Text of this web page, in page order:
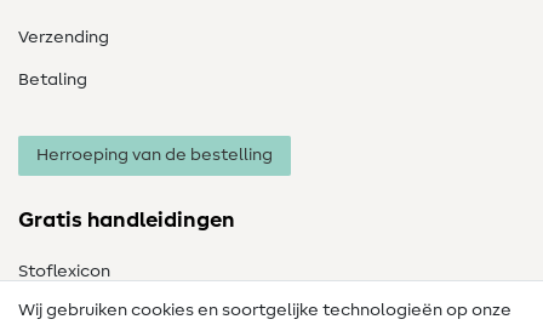
Verzending
Betaling
Herroeping van de bestelling
Gratis handleidingen
Stoflexicon
Naailexicon
Wij gebruiken cookies en soortgelijke technologieën op onze